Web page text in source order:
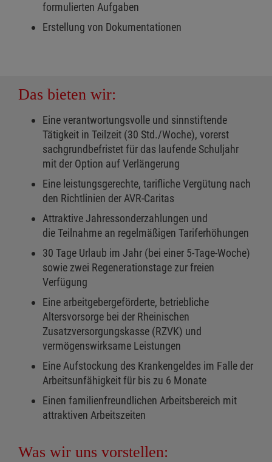
formulierten Aufgaben
Erstellung von Dokumentationen
Das bieten wir:
Eine verantwortungsvolle und sinnstiftende
Tätigkeit in Teilzeit (30 Std./Woche), vorerst
sachgrundbefristet für das laufende Schuljahr
mit der Option auf Verlängerung
Eine leistungsgerechte, tarifliche Vergütung nach
den Richtlinien der AVR-Caritas
Attraktive Jahressonderzahlungen und
die Teilnahme an regelmäßigen Tariferhöhungen
30 Tage Urlaub im Jahr (bei einer 5-Tage-Woche)
sowie zwei Regenerationstage zur freien
Verfügung
Eine arbeitgebergeförderte, betriebliche
Altersvorsorge bei der Rheinischen
Zusatzversorgungskasse (RZVK) und
vermögenswirksame Leistungen
Eine Aufstockung des Krankengeldes im Falle der
Arbeitsunfähigkeit für bis zu 6 Monate
Einen familienfreundlichen Arbeitsbereich mit
attraktiven Arbeitszeiten
Was wir uns vorstellen: